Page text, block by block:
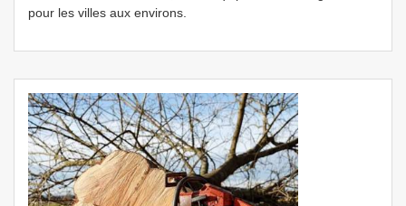
pour les villes aux environs.